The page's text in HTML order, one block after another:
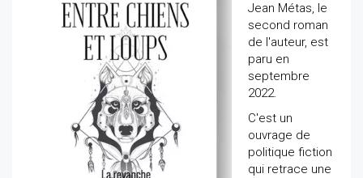
Jean Métas, le
second roman
de l'auteur, est
paru en
septembre
2022.
C'est un
ouvrage de
politique fiction
qui retrace une